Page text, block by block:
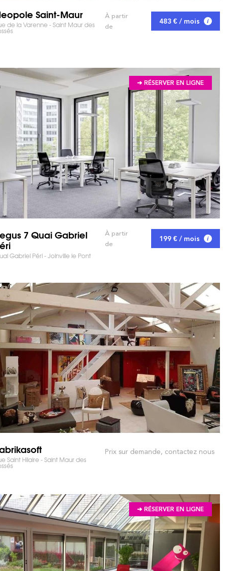
MARCHÉ ET GAGNEZ DU TEMPS !
Saint-Maur
de la Varenne - Saint Maur des
À partir
de
483 € / mois
➔ RÉSERVER EN LIGNE
7 Quai Gabriel
Gabriel Péri - Joinville le Pont
À partir
de
199 € / mois
Saint Hilaire - Saint Maur des
Prix sur demande, contactez nous
➔ RÉSERVER EN LIGNE